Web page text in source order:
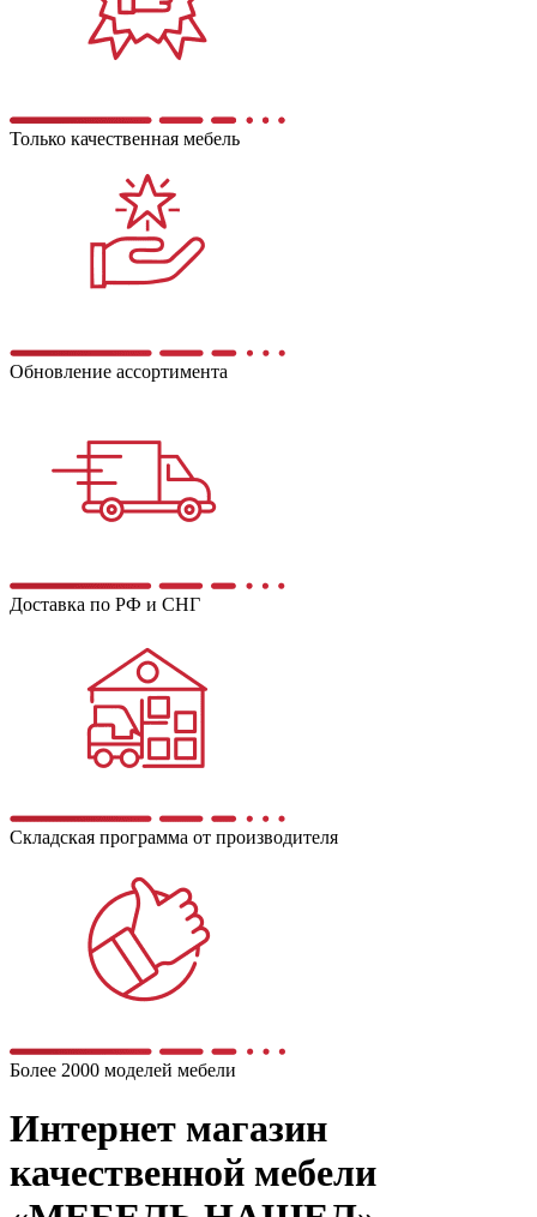
Только качественная мебель
Обновление ассортимента
Доставка по РФ и СНГ
Складская программа от производителя
Более 2000 моделей мебели
Интернет магазин
качественной мебели